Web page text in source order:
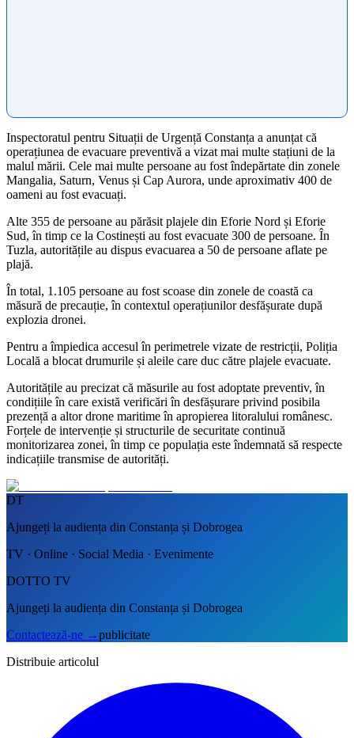
Inspectoratul pentru Situații de Urgență Constanța a anunțat că
operațiunea de evacuare preventivă a vizat mai multe stațiuni de la
malul mării. Cele mai multe persoane au fost îndepărtate din zonele
Mangalia, Saturn, Venus și Cap Aurora, unde aproximativ 400 de
oameni au fost evacuați.
Alte 355 de persoane au părăsit plajele din Eforie Nord și Eforie
Sud, în timp ce la Costinești au fost evacuate 300 de persoane. În
Tuzla, autoritățile au dispus evacuarea a 50 de persoane aflate pe
plajă.
În total, 1.105 persoane au fost scoase din zonele de coastă ca
măsură de precauție, în contextul operațiunilor desfășurate după
explozia dronei.
Pentru a împiedica accesul în perimetrele vizate de restricții, Poliția
Locală a blocat drumurile și aleile care duc către plajele evacuate.
Autoritățile au precizat că măsurile au fost adoptate preventiv, în
condițiile în care există verificări în desfășurare privind posibila
prezență a altor drone maritime în apropierea litoralului românesc.
Forțele de intervenție și structurile de securitate continuă
monitorizarea zonei, în timp ce populația este îndemnată să respecte
indicațiile transmise de autorități.
DT
Ajungeți la audiența din Constanța și Dobrogea
TV · Online · Social Media · Evenimente
DOTTO TV
Ajungeți la audiența din Constanța și Dobrogea
Contactează-ne →publicitate
Distribuie articolul